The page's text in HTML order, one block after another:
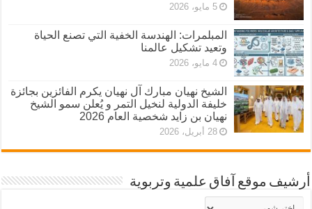
5 مايو، 2026
المبلمرات: الهندسة الخفية التي تصنع الحياة
وتعيد تشكيل عالمنا
4 مايو، 2026
الشيخ نهيان مبارك آل نهيان يكرم الفائزين بجائزة
خليفة الدولية لنخيل التمر و يُعلن سمو الشيخ
نهيان بن زايد شخصية العام 2026
28 أبريل، 2026
أرشيف موقع آفاق علمية وتربوية
أرشيف